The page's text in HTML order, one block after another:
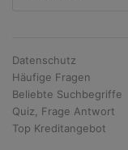
Datenschutz
Häufige Fragen
Beliebte Suchbegriffe
Quiz, Frage Antwort
Top Kreditangebot